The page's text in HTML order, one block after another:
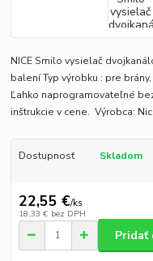
NICE Smilo vysielač
balení Typ výrobku : pre
Ľahko naprogramovateľné
inštrukcie v cene. Výrobca:
Dostupnosť Skladom
22,55 €/ks
18,33 € bez DPH
Pridať